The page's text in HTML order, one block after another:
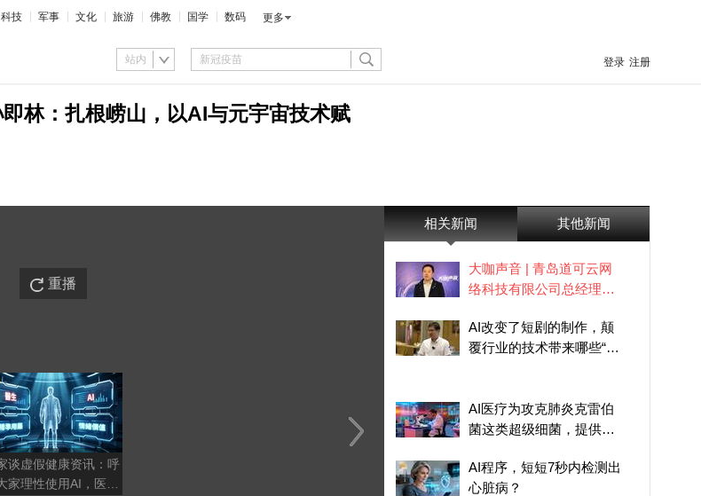
科技 军事 文化 旅游 佛教 国学 数码 更多
站内 登录 注册
林：扎根崂山，以AI与元宇宙技术赋
重播
谈虚假健康资讯：呼
家理性使用AI，医疗
AI指导用药引发死亡悲
剧，专家解析AI幻觉下的
云豹智能创始人萧启阳：
AI泡沫爆了，才会出现真
相关新闻 其他新闻
大咖声音 | 青岛道可云网
络科技有限公司总经理孙
元宇宙技术赋能产业新生
态
AI改变了短剧的制作，颠
覆行业的技术带来哪些“焦
AI医疗为攻克肺炎克雷伯
菌这类超级细菌，提供了
AI程序，短短7秒内检测出
心脏病？